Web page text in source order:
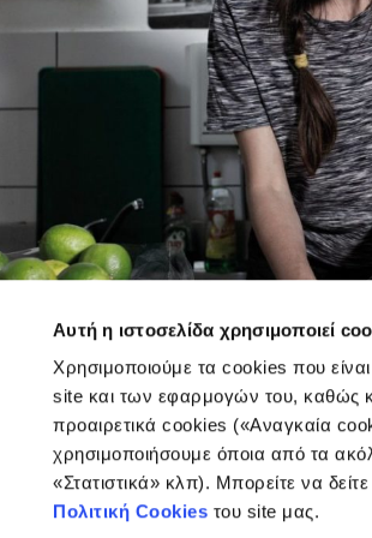
Αυτή η ιστοσελίδα χρησιμοποιεί
Χρησιμοποιούμε τα cookies που
site και των εφαρμογών του, καθώς
προαιρετικά cookies («Αναγκαία
χρησιμοποιήσουμε όποια από τα
«Στατιστικά» κλπ). Μπορείτε να
Πολιτική Cookies του site μας.